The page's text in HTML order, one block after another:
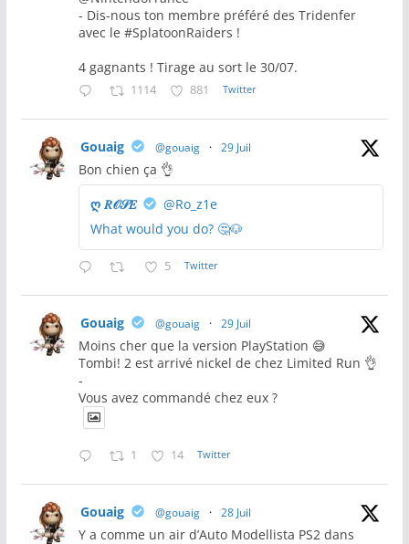
- Dis-nous ton membre préféré des Tridenfer
avec le #SplatoonRaiders !
4 gagnants ! Tirage au sort le 30/07.
1114 881 Twitter
Gouaig @gouaig · 29 Juil
Bon chien ça 👌
ღ 𝑅𝒪𝒮𝐸
@Ro_z1e
What would you do? 🤔🐶
5 Twitter
Gouaig @gouaig · 29 Juil
Moins cher que la version PlayStation 😅
Tombi! 2 est arrivé nickel de chez Limited Run 👌
-
Vous avez commandé chez eux ?
1 14 Twitter
Gouaig @gouaig · 28 Juil
Y a comme un air d’Auto Modellista PS2 dans